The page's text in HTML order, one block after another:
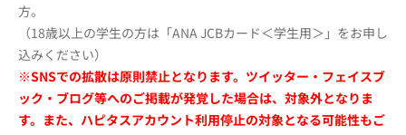
方。
（18歳以上の学生の方は「ANA JCBカード＜学生用＞」をお申し
込みください）
※SNSでの拡散は原則禁止となります。ツイッター・フェイスブ
ック・ブログ等へのご掲載が発覚した場合は、対象外となりま
す。また、ハピタスアカウント利用停止の対象となる可能性もご